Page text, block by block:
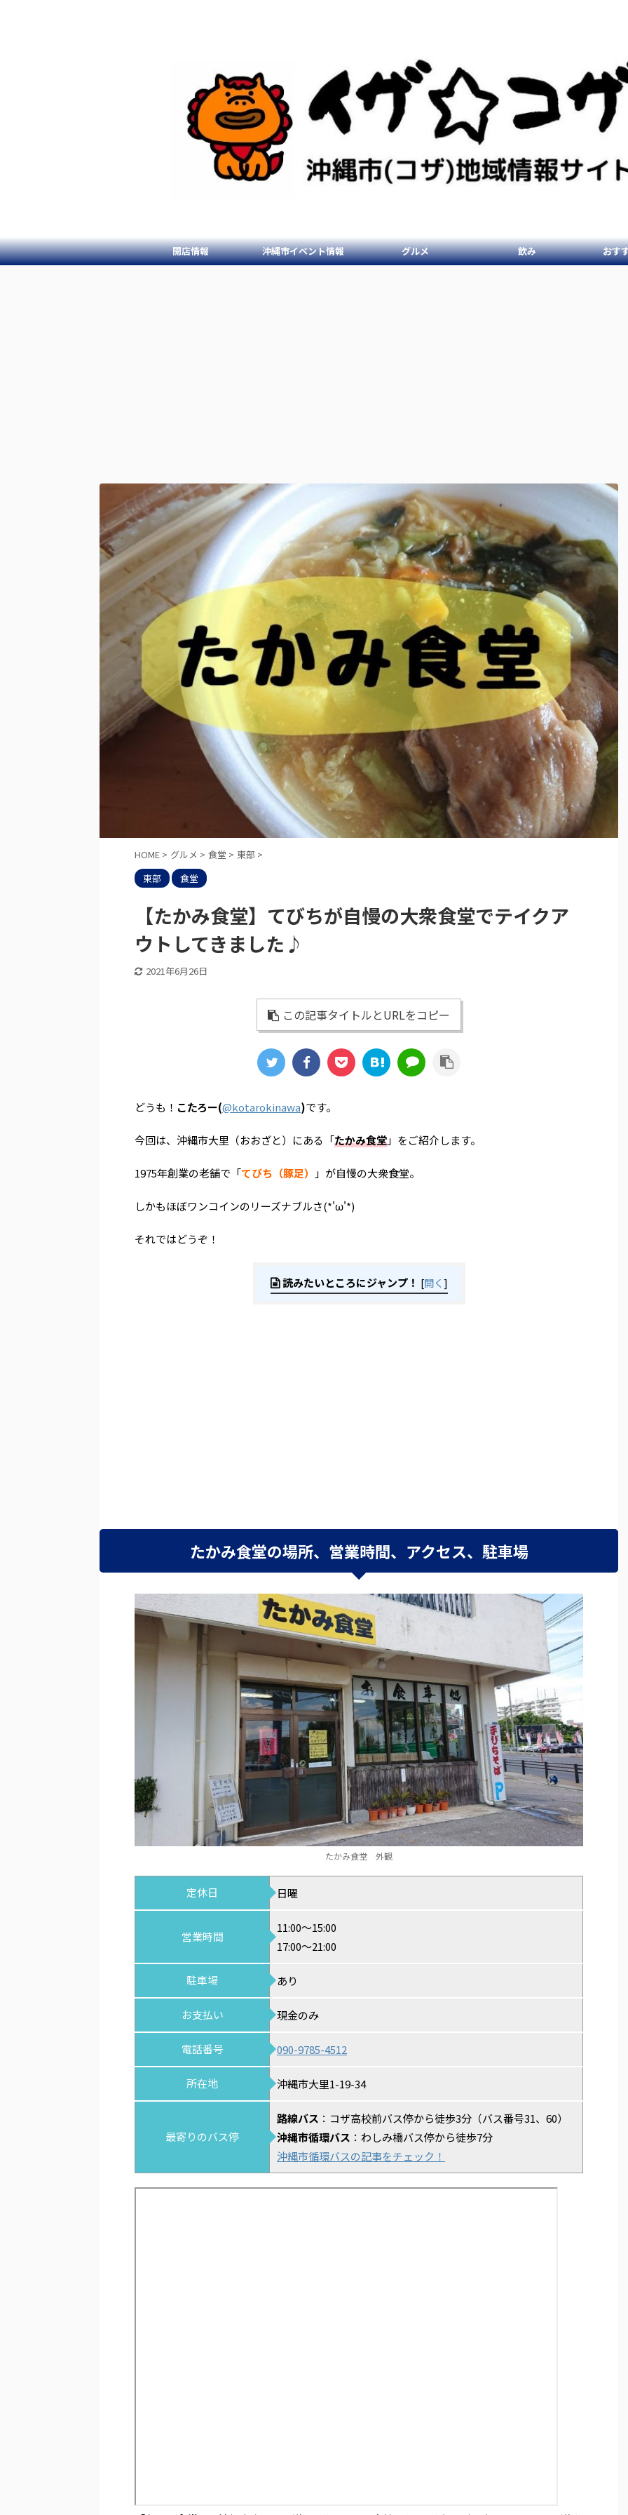
開店情報 沖縄市イベント情報 グルメ 飲み おす
HOME > グルメ > 食堂 > 東部 >
東部
食堂
【たかみ食堂】てびちが自慢の大衆食堂でテイクア
ウトしてきました♪
2021年6月26日
この記事タイトルとURLをコピー
どうも！ こたろー(@kotarokinawa)です。
今回は、沖縄市大里（おおざと）にある「たかみ食堂」をご紹介します。
1975年創業の老舗で「てびち（豚足） 」が自慢の大衆食堂。
しかもほぼワンコインのリーズナブルさ(*'ω'*)
それではどうぞ！
読みたいところにジャンプ！ [開く]
たかみ食堂の場所、営業時間、アクセス、駐車場
たかみ食堂 外観
定休日 日曜
営業時間
11:00～15:00
17:00～21:00
駐車場 あり
お支払い 現金のみ
電話番号 090-9785-4512
所在地 沖縄市大里1-19-34
最寄りのバス停
路線バス ：コザ高校前バス停から徒歩3分（バス番号31、60）
沖縄市循環バス ：わしみ橋バス停から徒歩7分
沖縄市循環バスの記事をチェック！